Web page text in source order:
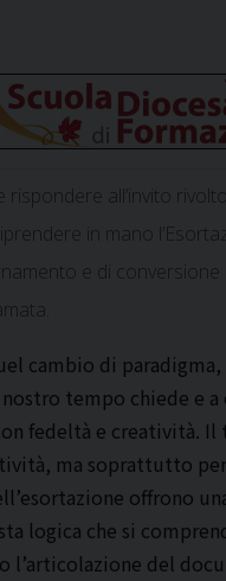
all’invito
in mano
e di
cambio di
tempo chiede e a
fedeltà e creatività.
ma soprattutto per
offrono
logica che si
del